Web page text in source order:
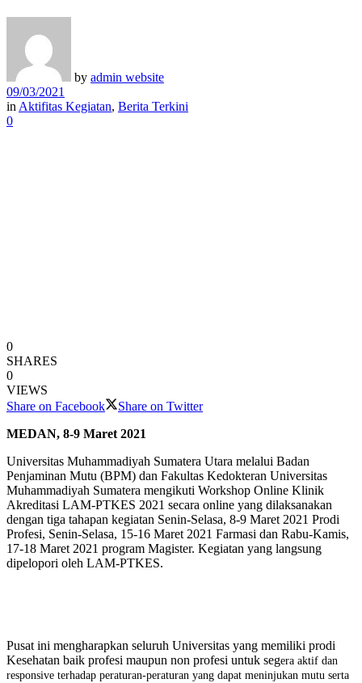
by admin website
09/03/2021
in Aktifitas Kegiatan, Berita Terkini
0
0
SHARES
0
VIEWS
Share on Facebook
Share on Twitter
MEDAN, 8-9 Maret 2021
Universitas Muhammadiyah Sumatera Utara melalui Badan
Penjaminan Mutu (BPM) dan Fakultas Kedokteran Universitas
Muhammadiyah Sumatera mengikuti Workshop Online Klinik
Akreditasi LAM-PTKES 2021 secara online yang dilaksanakan
dengan tiga tahapan kegiatan Senin-Selasa, 8-9 Maret 2021 Prodi
Profesi, Senin-Selasa, 15-16 Maret 2021 Farmasi dan Rabu-Kamis,
17-18 Maret 2021 program Magister. Kegiatan yang langsung
dipelopori oleh LAM-PTKES.
Pusat ini mengharapkan seluruh Universitas yang memiliki prodi
Kesehatan baik profesi maupun non profesi untuk segera aktif dan
responsive terhadap peraturan-peraturan yang dapat meninjukan mutu serta